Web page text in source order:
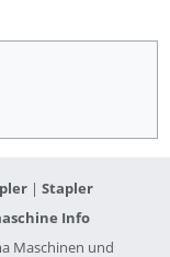
| Stapler
Info
Maschinen und